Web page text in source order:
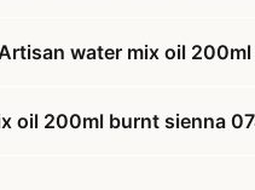
water mix oil
oil 200ml burnt sienna